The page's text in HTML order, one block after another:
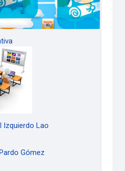
Izquierdo Lao
Gómez